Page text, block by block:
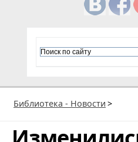
Библиотека - Новости >